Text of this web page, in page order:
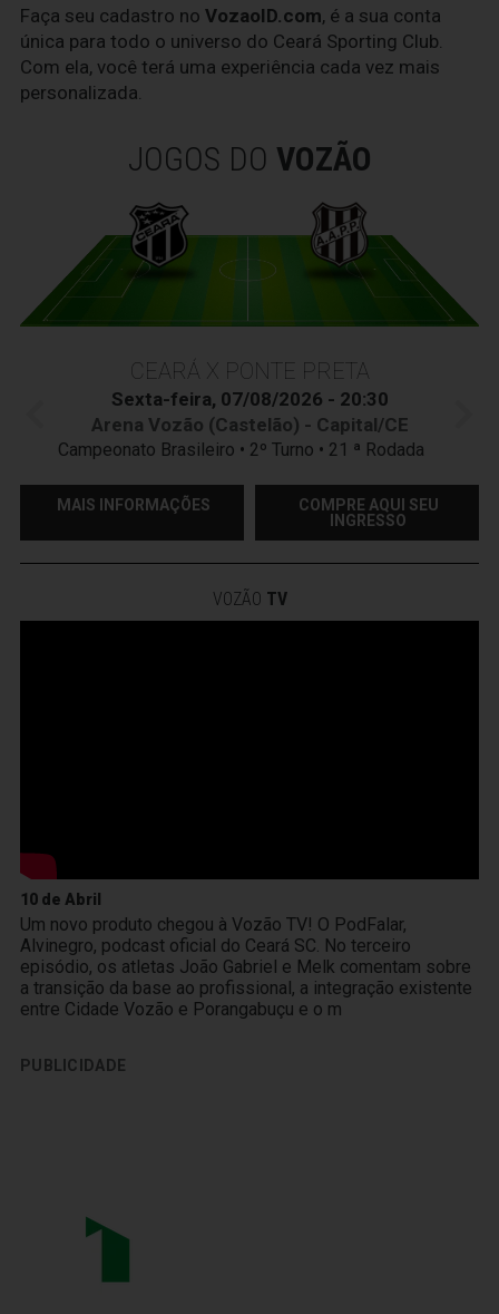
Faça seu cadastro no VozaoID.com, é a sua conta
única para todo o universo do Ceará Sporting Club.
Com ela, você terá uma experiência cada vez mais
personalizada.
JOGOS DO VOZÃO
CEARÁ X PONTE PRETA
Sexta-feira, 07/08/2026 - 20:30
Arena Vozão (Castelão) - Capital/CE
Campeonato Brasileiro • 2º Turno • 21 ª Rodada
MAIS INFORMAÇÕES
COMPRE AQUI SEU
INGRESSO
VOZÃO TV
10 de Abril
Um novo produto chegou à Vozão TV! O PodFalar,
Alvinegro, podcast oficial do Ceará SC. No terceiro
episódio, os atletas João Gabriel e Melk comentam sobre
a transição da base ao profissional, a integração existente
entre Cidade Vozão e Porangabuçu e o m
PUBLICIDADE